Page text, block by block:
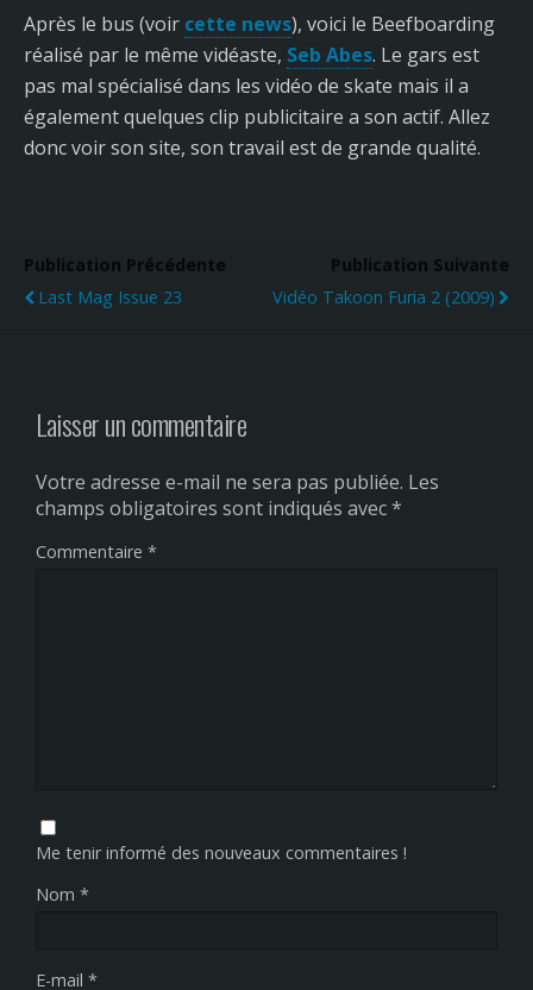
Après le bus (voir cette news), voici le Beefboarding
réalisé par le même vidéaste, Seb Abes. Le gars est
pas mal spécialisé dans les vidéo de skate mais il a
également quelques clip publicitaire a son actif. Allez
donc voir son site, son travail est de grande qualité.
Publication Précédente
Last Mag Issue 23
Publication Suivante
Vidéo Takoon Furia 2 (2009)
Laisser un commentaire
Votre adresse e-mail ne sera pas publiée. Les
champs obligatoires sont indiqués avec*
Commentaire *
Me tenir informé des nouveaux commentaires !
Nom *
E-mail *